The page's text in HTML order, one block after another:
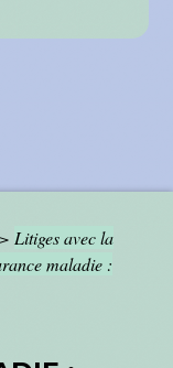
> Litiges avec la
maladie :